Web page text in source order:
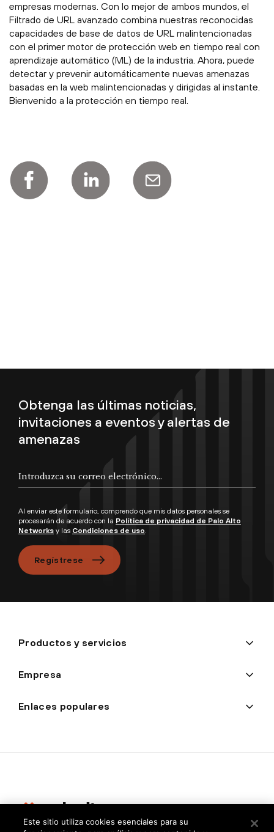
empresas modernas. Con lo mejor de ambos mundos, el
Filtrado de URL avanzado combina nuestras reconocidas
capacidades de base de datos de URL malintencionadas
con el primer motor de protección web en tiempo real con
aprendizaje automático (ML) de la industria. Ahora, puede
detectar y prevenir automáticamente nuevas amenazas
basadas en la web malintencionadas y dirigidas al instante.
Bienvenido a la protección en tiempo real.
Obtenga las últimas noticias,
invitaciones a eventos y alertas de
amenazas
Al enviar este formulario, comprendo que mis datos personales se
procesarán de acuerdo con la Política de privacidad de Palo Alto
Networks y las Condiciones de uso.
Regístrese
Productos y servicios
Empresa
Enlaces populares
Este sitio utiliza cookies esenciales para su